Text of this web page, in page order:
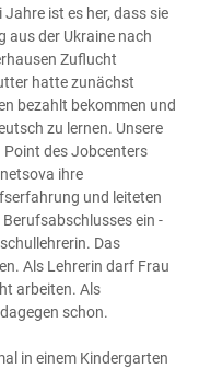
ist es her, dass sie
aus der Ukraine nach
Zuflucht
hatte zunächst
bezahlt bekommen und
zu lernen. Unsere
des Jobcenters
ihre
und leiteten
ein -
Das
Als Lehrerin darf Frau
arbeiten. Als
schon.
in einem Kindergarten